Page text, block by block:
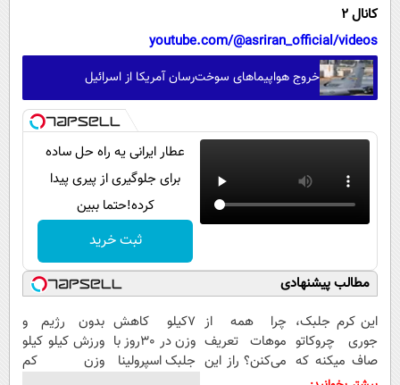
کانال 2
youtube.com/@asriran_official/videos
خروج هواپیماهای سوخت‌رسان آمریکا از اسرائیل
عطار ایرانی یه راه حل ساده
برای جلوگیری از پیری پیدا
کرده!حتما ببین
ثبت خرید
مطالب پیشنهادی
این کرم جلبک،
جوری چروکاتو
صاف میکنه که
چرا همه از
موهات تعریف
می‌کنن؟ راز این
7کیلو کاهش
وزن در 30روز با
جلبک اسپرولینا
بدون رژیم و
ورزش کیلو کیلو
وزن کم